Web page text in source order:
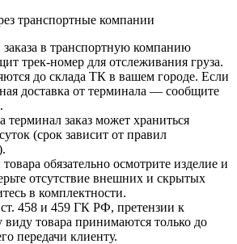
транспортные компании
заказа в транспортную компанию
трек-номер для отслеживания груза.
до склада ТК в вашем городе. Если
доставка от терминала — сообщите
заказ может храниться
(срок зависит от правил
обязательно осмотрите изделие и
отсутствие внешних и скрытых
в комплектности.
458 и 459 ГК РФ, претензии к
товара принимаются только до
передачи клиенту.